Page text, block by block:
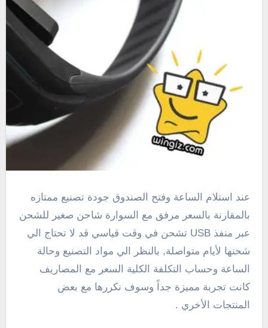
عند استلام الساعة وفتح الصندوق جودة تصنيع ممتازه
بالمقارنة بالسعر مرفق مع السوارة شاحن صغير للشحن
عبر منفذ USB تشحن في وقت قياسي قد لا تحتاج الي
شحنها لأيام متواصلة, بالنظر الي مواد التصنيع وحالة
الساعة وحساب التكلفة الكلية السعر مع المصاريف
كانت تجربة مميزة جداً وسوف نكررها مع بعض
المنتجات الأخري .